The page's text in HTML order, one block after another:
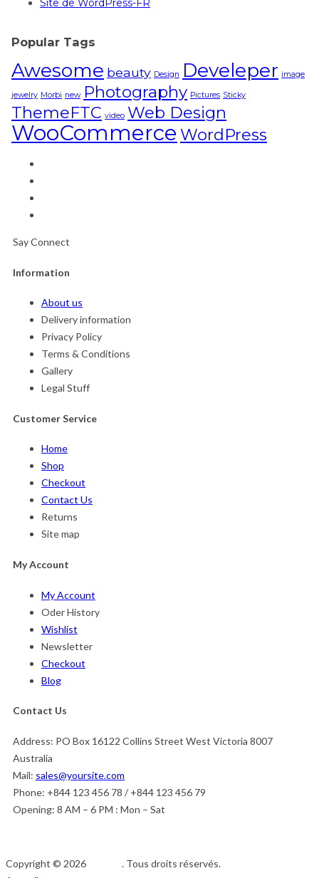
Site de WordPress-FR
Popular Tags
Awesome beauty Design Develeper image
jewelry Morbi new Photography Pictures Sticky
ThemeFTC video Web Design
WooCommerce WordPress
Say Connect
Information
About us
Delivery information
Privacy Policy
Terms & Conditions
Gallery
Legal Stuff
Customer Service
Home
Shop
Checkout
Contact Us
Returns
Site map
My Account
My Account
Oder History
Wishlist
Newsletter
Checkout
Blog
Contact Us
Address: PO Box 16122 Collins Street West Victoria 8007
Australia
Mail: sales@yoursite.com
Phone: +844 123 456 78 / +844 123 456 79
Opening: 8 AM – 6 PM : Mon – Sat
Copyright © 2026
. Tous droits réservés.